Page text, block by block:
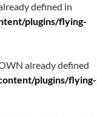
defined in
plugins/flying-
already defined
plugins/flying-